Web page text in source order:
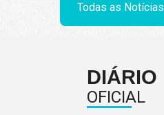
Todas as Notícias
DIÁRIO
OFICIAL